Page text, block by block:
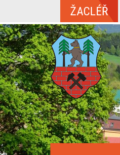
ŽACLÉŘ